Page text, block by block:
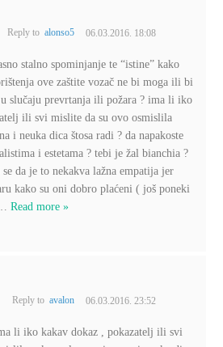
Reply toalonso5 06.03.2016. 18:08
stalno spominjanje te “istine” kako
ove zaštite vozač ne bi moga ili bi
slučaju prevrtanja ili požara ? ima li iko
ili svi mislite da su ovo osmislila
i neuka dica štosa radi ? da napakoste
i estetama ? tebi je žal bianchia ?
da je to nekakva lažna empatija jer
kako su oni dobro plaćeni ( još poneki
Read more »
Reply to avalon 06.03.2016. 23:52
li iko kakav dokaz , pokazatelj ili svi